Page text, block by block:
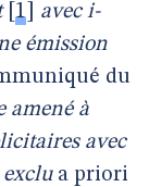
[ 1
avec i-
émission
du
amené à
avec
exclu a priori